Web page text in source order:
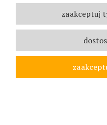
Regulamin sklepu
Zwrot / wymiana reklamacje
Kontakt
zaakceptuj